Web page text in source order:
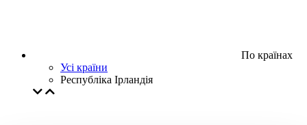
По країнах
Усі країни
Республіка Ірландія